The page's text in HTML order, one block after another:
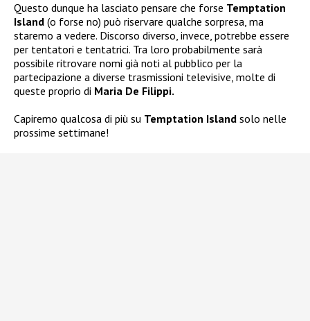
Questo dunque ha lasciato pensare che forse Temptation
Island (o forse no) può riservare qualche sorpresa, ma
staremo a vedere. Discorso diverso, invece, potrebbe essere
per tentatori e tentatrici. Tra loro probabilmente sarà
possibile ritrovare nomi già noti al pubblico per la
partecipazione a diverse trasmissioni televisive, molte di
queste proprio di Maria De Filippi.
Capiremo qualcosa di più su Temptation Island solo nelle
prossime settimane!